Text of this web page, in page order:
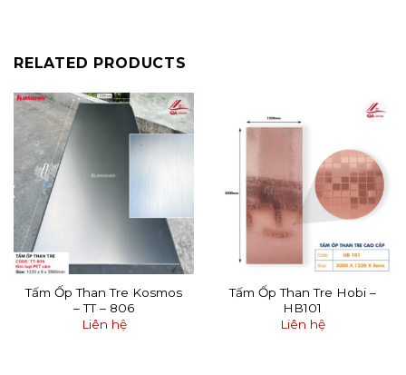
RELATED PRODUCTS
Tấm Ốp Than Tre Kosmos
– TT – 806
Liên hệ
Tấm Ốp Than Tre Hobi –
HB101
Liên hệ